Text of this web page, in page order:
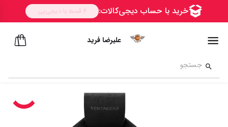
علیرضا فرید